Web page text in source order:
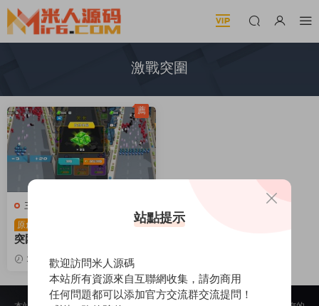
激戰突圍
三網H5小遊戲
原創
三網H5小遊戲【激戰
突圍】Win一鍵服務端+Linu
x手工服務端+視頻架設教程
2025-11-10 1.08k 30
薦
站點提示
歡迎訪問米人源碼
本站所有資源來自互聯網收集，請勿商用
任何問題都可以添加官方交流群交流提問！